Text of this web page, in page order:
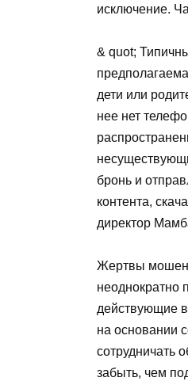
исключение.
& quot;
дети или
нее нет
бронь и
контента,
директор
Жертвы
неоднократно
действующие
на основании
сотрудничать
забыть, чем